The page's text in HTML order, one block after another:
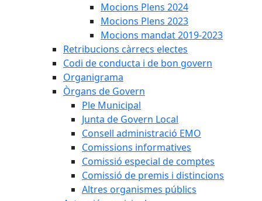
Mocions Plens 2024
Mocions Plens 2023
Mocions mandat 2019-2023
Retribucions càrrecs electes
Codi de conducta i de bon govern
Organigrama
Òrgans de Govern
Ple Municipal
Junta de Govern Local
Consell administració EMO
Comissions informatives
Comissió especial de comptes
Comissió de premis i distincions
Altres organismes públics